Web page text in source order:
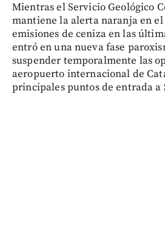
Mientras el Servicio Geológico
mantiene la alerta naranja en el
emisiones de ceniza en las
entró en una nueva fase
suspender temporalmente las
aeropuerto internacional de
principales puntos de entrada a